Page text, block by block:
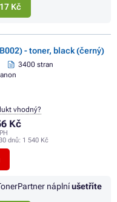
Kč
- toner, black (černý)
3400 stran
Kč
dnů: 1 540 Kč
vhodný?
náplníušetříte